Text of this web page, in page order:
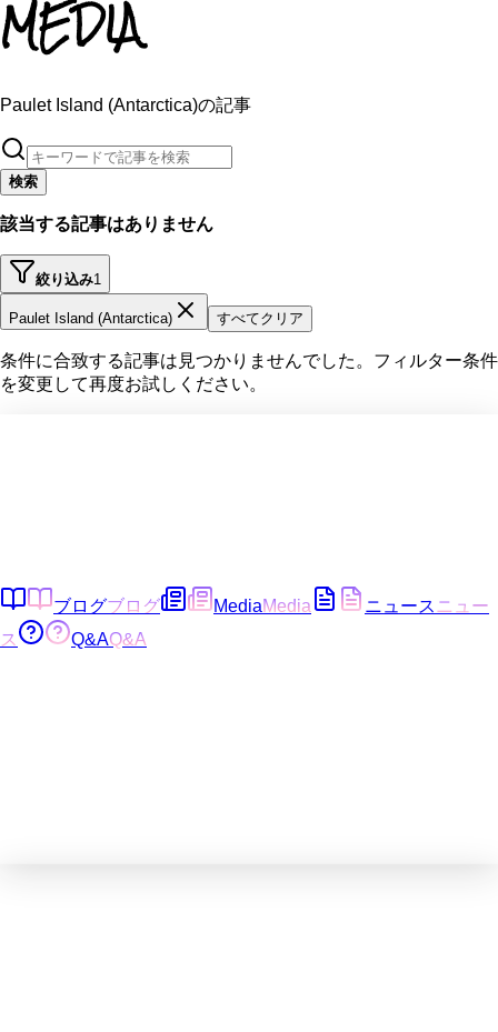
MEDIA
Paulet Island (Antarctica)の記事
検索
該当する記事はありません
絞り込み1
Paulet Island (Antarctica) すべてクリア
条件に合致する記事は見つかりませんでした。フィルター条件
を変更して再度お試しください。
ブログブログ MediaMedia ニュース ニュー
ス
Q&AQ&A